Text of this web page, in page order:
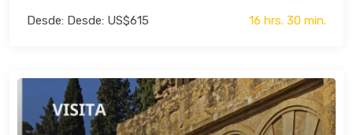
Desde: Desde: US$615 16 hrs. 30 min.